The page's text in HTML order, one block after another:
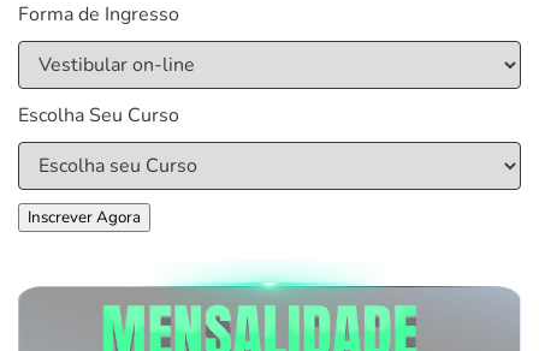
Forma de Ingresso
Escolha Seu Curso
Inscrever Agora